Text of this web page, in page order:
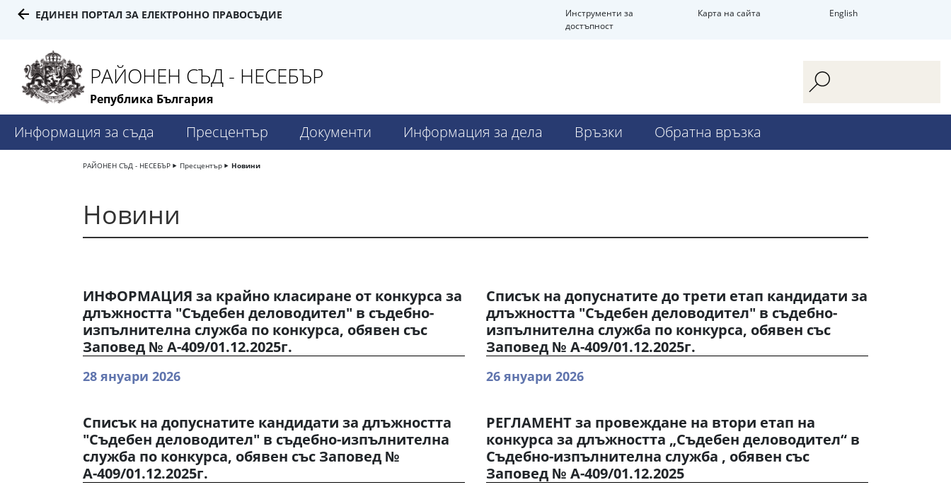
ЕДИНЕН ПОРТАЛ ЗА ЕЛЕКТРОННО ПРАВОСЪДИЕ
Инструменти за
достъпност
Карта на сайта English
РАЙОНЕН СЪД - НЕСЕБЪР
Република България
Информация за съда Пресцентър Документи Информация за дела Връзки Обратна връзка
РАЙОНЕН СЪД - НЕСЕБЪР Пресцентър Новини
Новини
ИНФОРМАЦИЯ за крайно класиране от конкурса за
длъжността "Съдебен деловодител" в съдебно-
изпълнителна служба по конкурса, обявен със
Заповед № А-409/01.12.2025г.
28 януари 2026
Списък на допуснатите до трети етап кандидати за
длъжността "Съдебен деловодител" в съдебно-
изпълнителна служба по конкурса, обявен със
Заповед № А-409/01.12.2025г.
26 януари 2026
Списък на допуснатите кандидати за длъжността
"Съдебен деловодител" в съдебно-изпълнителна
служба по конкурса, обявен със Заповед №
А-409/01.12.2025г.
РЕГЛАМЕНТ за провеждане на втори етап на
конкурса за длъжността „Съдебен деловодител“ в
Съдебно-изпълнителна служба , обявен със
Заповед № А-409/01.12.2025